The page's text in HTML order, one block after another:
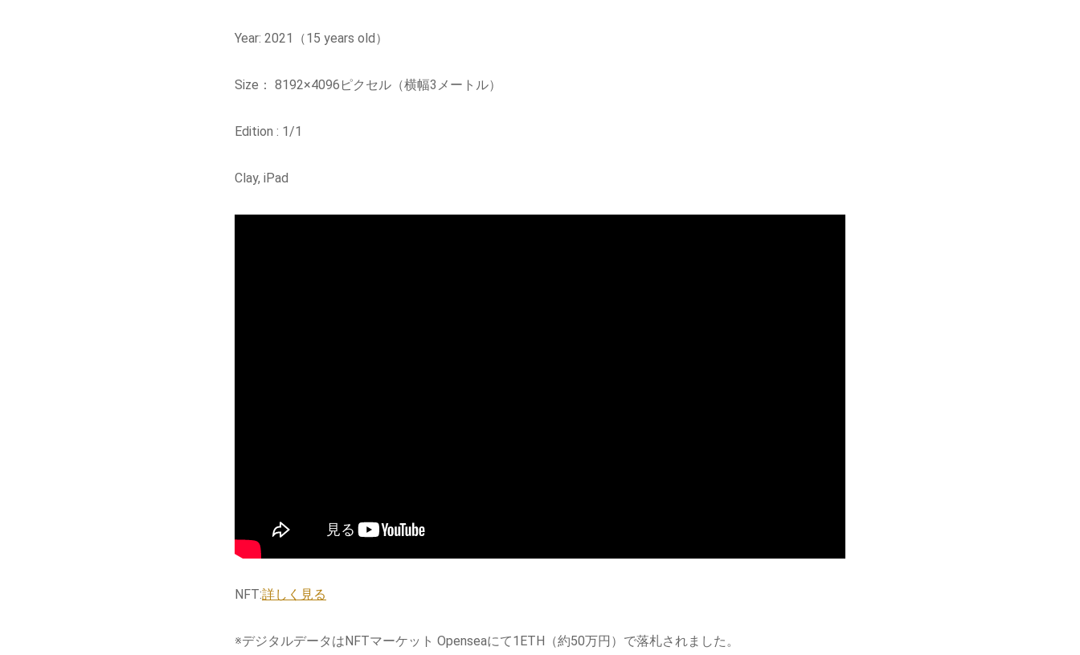
Year: 2021 （15 years old）
Size ： 8192×4096 ピクセル（横幅3メートル）
Edition : 1/1
Clay, iPad
NFT:詳しく見る
※デジタルデータはNFTマーケット Openseaにて1ETH（約50万円）で落札されました。